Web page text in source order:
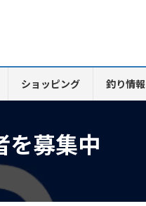
ショッピング 釣り情報
募集中